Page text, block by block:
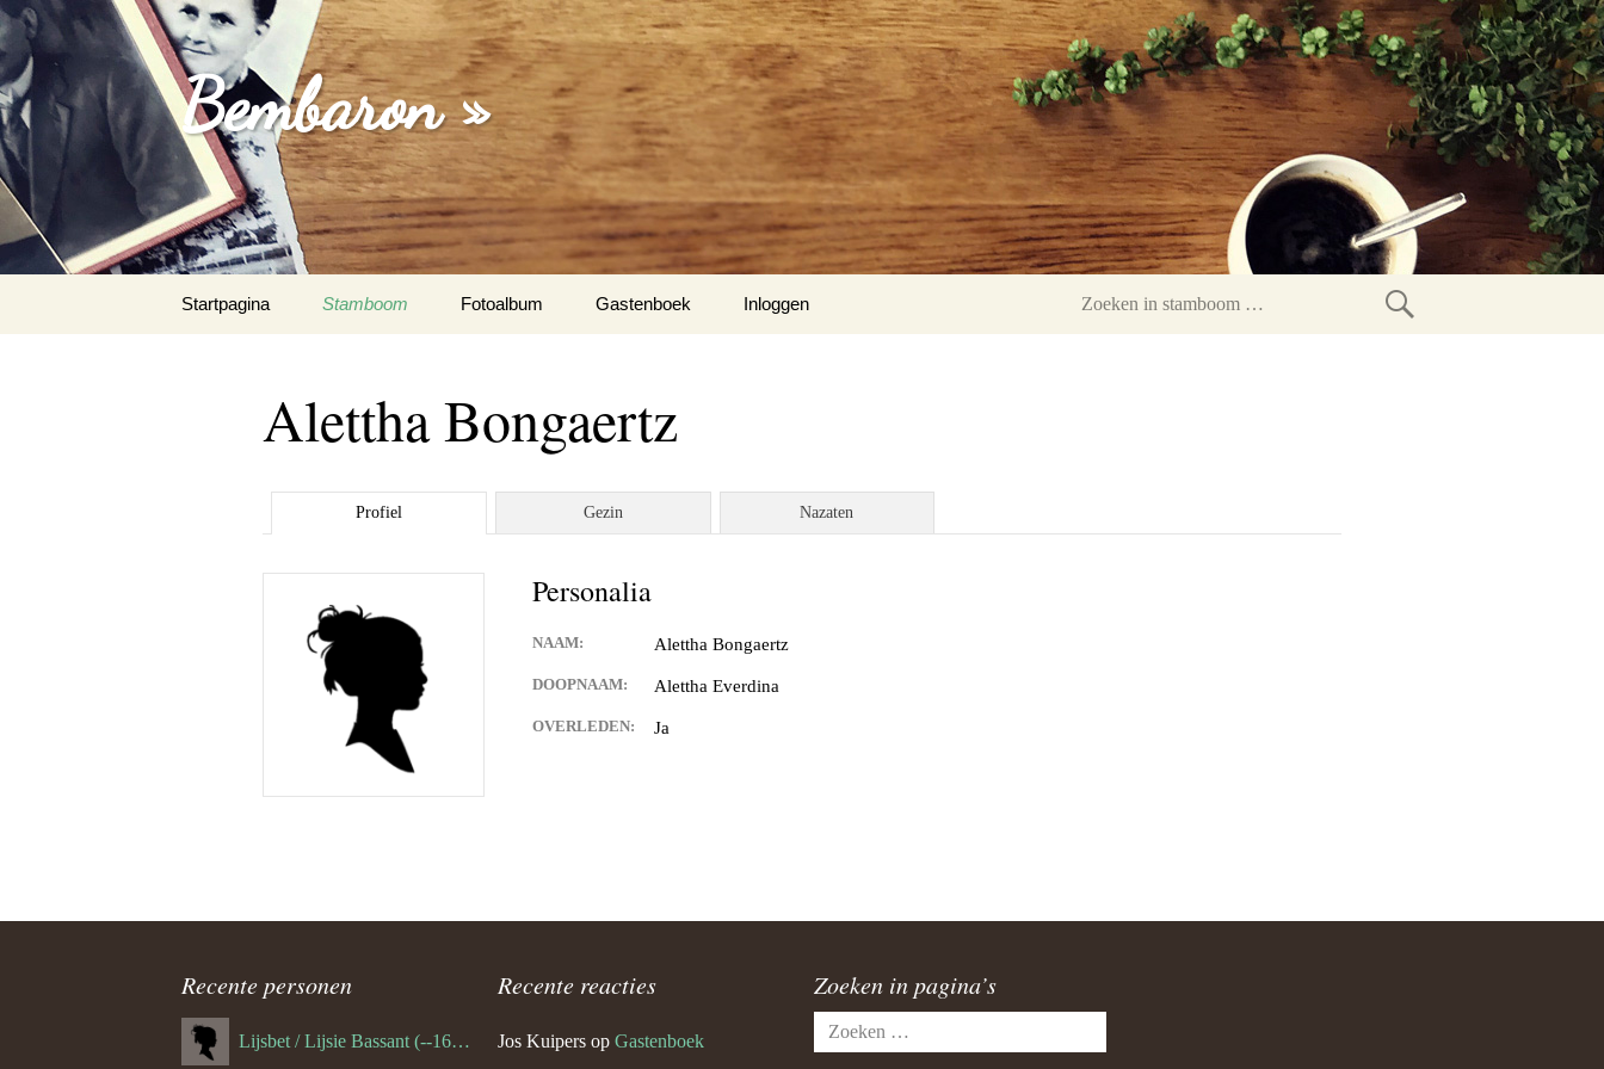
Bembaron »
naar
Startpagina Stamboom Fotoalbum Gastenboek
Inloggen
Zoeken
Alettha Bongaertz
Profiel Gezin Nazaten
Personalia
NAAM: Alettha Bongaertz
DOOPNAAM: Alettha Everdina
OVERLEDEN: Ja
Recente personen
Lijsbet / Lijsie Bassant (--1687)
Recente reacties
Jos Kuipers op Gastenboek
Zoeken in pagina’s
Zoeken
naar: